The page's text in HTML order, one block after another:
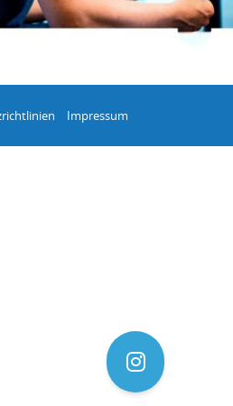
Impressum